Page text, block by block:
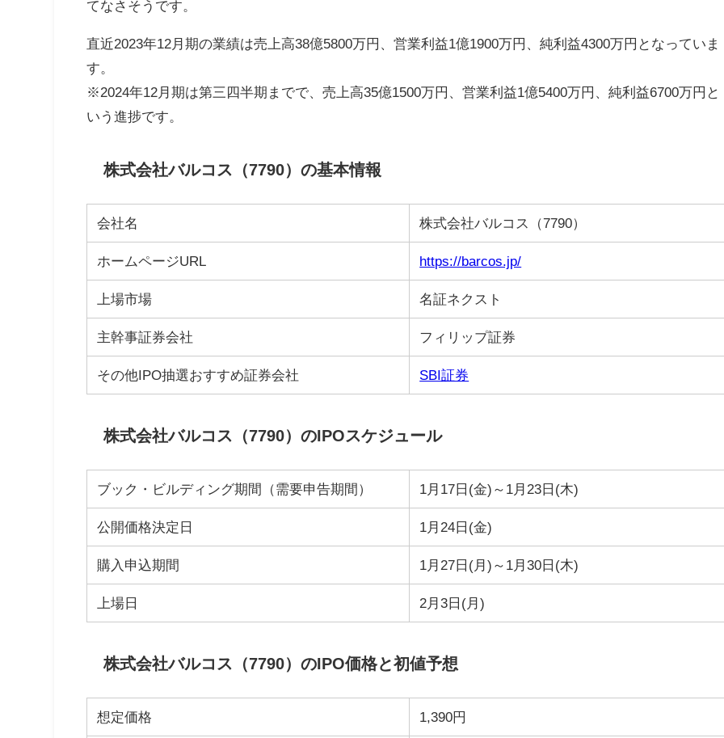
てなさそうです。
直近2023年12月期の業績は売上高38億5800万円、営業利益1億1900万円、純利益4300万円となっていま
す。
※2024年12月期は第三四半期までで、売上高35億1500万円、営業利益1億5400万円、純利益6700万円と
いう進捗です。
株式会社バルコス（7790）の基本情報
会社名 株式会社バルコス（7790）
ホームページURL https://barcos.jp/
上場市場 名証ネクスト
主幹事証券会社 フィリップ証券
その他IPO抽選おすすめ証券会社 SBI証券
株式会社バルコス（7790）のIPOスケジュール
ブック・ビルディング期間（需要申告期間） 1月17日(金)～1月23日(木)
公開価格決定日 1月24日(金)
購入申込期間 1月27日(月)～1月30日(木)
上場日 2月3日(月)
株式会社バルコス（7790）のIPO価格と初値予想
想定価格 1,390円